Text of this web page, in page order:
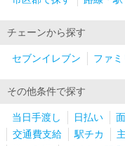
チェーンから探す
セブンイレブン ファミ
その他条件で探す
当日手渡し 日払い
交通費支給
駅チカ